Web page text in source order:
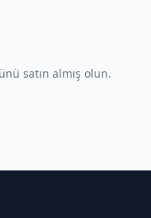
satın almış olun.